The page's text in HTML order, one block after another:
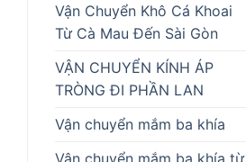
Vận Chuyển Khô Cá Khoai
Từ Cà Mau Đến Sài Gòn
VẬN CHUYỂN KÍNH ÁP
TRÒNG ĐI PHẦN LAN
Vận chuyển mắm ba khía
Vận chuyển mắm ba khía từ